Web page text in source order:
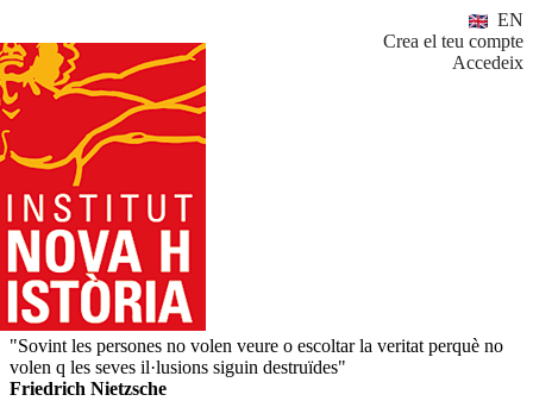
EN
Crea el teu compte
Accedeix
"Sovint les persones no volen veure o escoltar la veritat perquè no
volen q les seves il·lusions siguin destruïdes"
Friedrich Nietzsche